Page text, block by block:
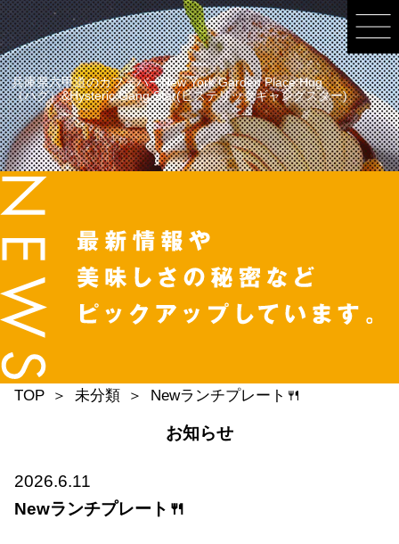
兵庫県六甲道のカフェバーNew York Garden Place Hug
（ハグ）&Hysteric Gang Star(ヒステリックギャングスター)
TOP 未分類 Newランチプレート🍴
お知らせ
2026.6.11
Newランチプレート🍴